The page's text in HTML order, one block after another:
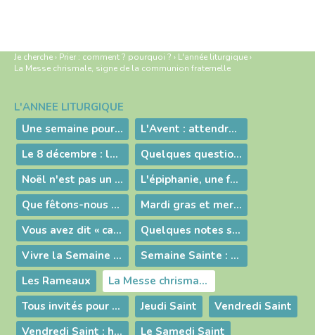
Je cherche › Prier : comment ? pourquoi ? › L'année liturgique ›
La Messe chrismale, signe de la communion fraternelle
Navigation
L'ANNÉE LITURGIQUE
Une semaine pour fêter Jésus qui donne sa vie pour nous sauver de la mort
L'Avent : attendre Noël intensément
Le 8 décembre : la fête de l'Immaculée Conception
Quelques questions sur Noël
Noël n'est pas un anniversaire !
L'épiphanie, une fête pour tous les peuples
Que fêtons-nous le 2 février ?
Mardi gras et mercredi des cendres
Vous avez dit « carême » ?
Quelques notes sur le temps du Carême
Vivre la Semaine Sainte
Semaine Sainte : le saviez-vous ?
Les Rameaux
La Messe chrismale, signe de la communion fraternelle
Tous invités pour la Messe Chrismale
Jeudi Saint
Vendredi Saint
Vendredi Saint : hier et aujourd'hui !
Le Samedi Saint